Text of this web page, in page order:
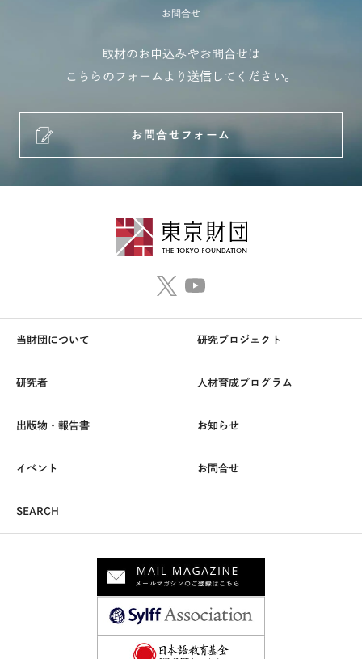
お問合せ
取材のお申込みやお問合せは
こちらのフォームより送信してください。
お問合せフォーム
当財団について 研究プロジェクト
研究者 人材育成プログラム
出版物・報告書 お知らせ
イベント お問合せ
SEARCH